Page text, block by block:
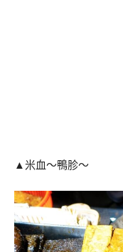
▲米血～鴨胗～